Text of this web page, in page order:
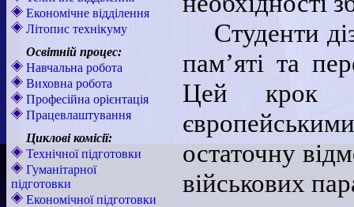
Економічне відділення
Літопис технікуму
Освітній процес:
Навчальна робота
Виховна робота
Професійна орієнтація
Працевлаштування
Циклові комісії:
Технічної підготовки
Гуманітарної
підготовки
Економічної підготовки
Студенти
пам’яті та
Цей крок
остаточну
військових